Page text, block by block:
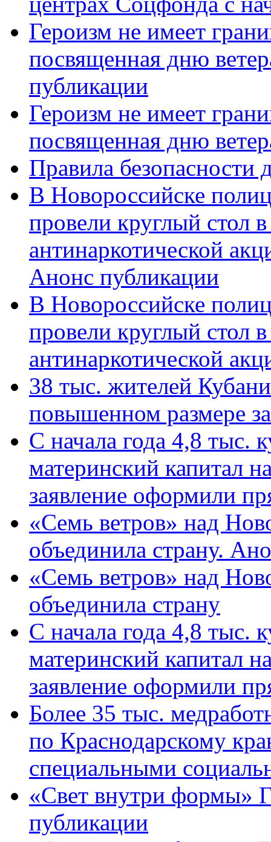
Героизм не имеет
посвященная дню
публикации
Героизм не имеет
посвященная дню
Правила безопасности
В Новороссийске
провели круглый стол
антинаркотической
Анонс публикации
В Новороссийске
провели круглый стол
антинаркотической
38 тыс. жителей
повышенном размере
С начала года 4,8 тыс.
материнский капитал
заявление оформили
«Семь ветров» над
объединила страну.
«Семь ветров» над
объединила страну
С начала года 4,8 тыс.
материнский капитал
заявление оформили
Более 35 тыс.
по Краснодарскому
специальными
«Свет внутри формы»
публикации